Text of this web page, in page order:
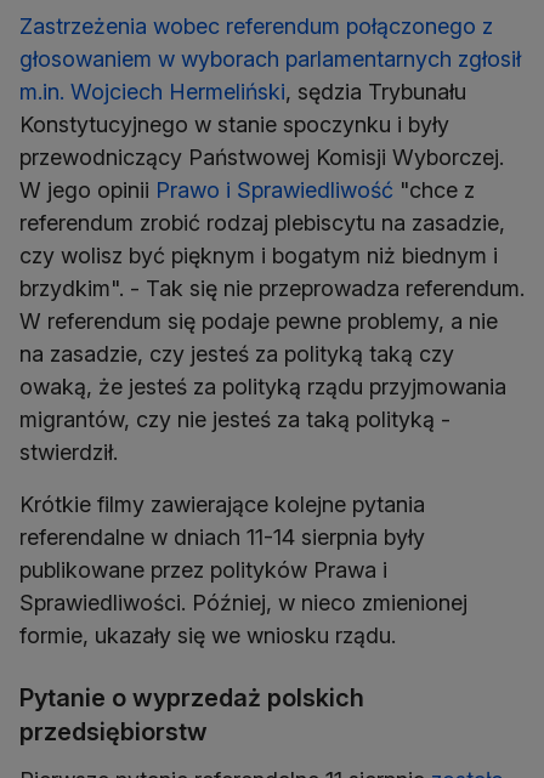
Zastrzeżenia wobec referendum połączonego z
głosowaniem w wyborach parlamentarnych zgłosił
m.in. Wojciech Hermeliński, sędzia Trybunału
Konstytucyjnego w stanie spoczynku i były
przewodniczący Państwowej Komisji Wyborczej.
W jego opinii Prawo i Sprawiedliwość "chce z
referendum zrobić rodzaj plebiscytu na zasadzie,
czy wolisz być pięknym i bogatym niż biednym i
brzydkim". - Tak się nie przeprowadza referendum.
W referendum się podaje pewne problemy, a nie
na zasadzie, czy jesteś za polityką taką czy
owaką, że jesteś za polityką rządu przyjmowania
migrantów, czy nie jesteś za taką polityką -
stwierdził.
Krótkie filmy zawierające kolejne pytania
referendalne w dniach 11-14 sierpnia były
publikowane przez polityków Prawa i
Sprawiedliwości. Później, w nieco zmienionej
formie, ukazały się we wniosku rządu.
Pytanie o wyprzedaż polskich
przedsiębiorstw